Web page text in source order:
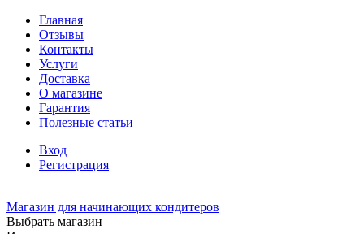
Главная
Отзывы
Контакты
Услуги
Доставка
О магазине
Гарантия
Полезные статьи
Вход
Регистрация
Магазин для начинающих кондитеров
Выбрать магазин